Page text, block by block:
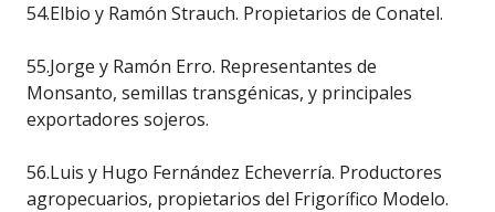
54.Elbio y Ramón Strauch. Propietarios de Conatel.
55.Jorge y Ramón Erro. Representantes de
Monsanto, semillas transgénicas, y principales
exportadores sojeros.
56.Luis y Hugo Fernández Echeverría. Productores
agropecuarios, propietarios del Frigorífico Modelo.